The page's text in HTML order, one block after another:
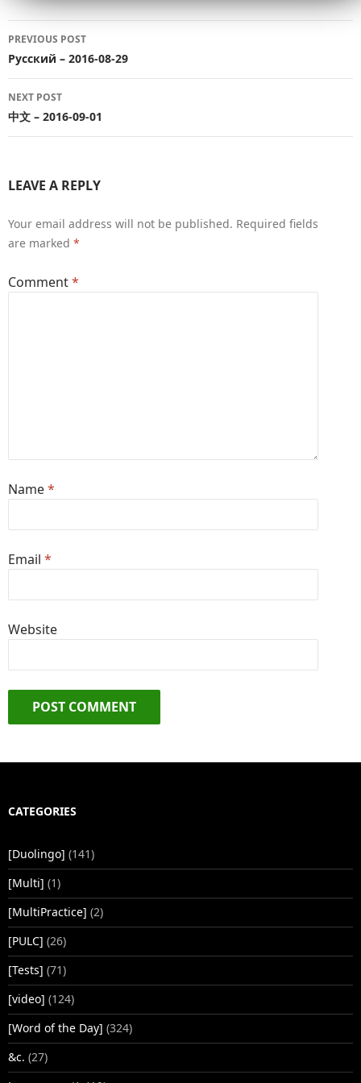
Post
navigation
PREVIOUS POST
Русский – 2016-08-29
NEXT POST
中文 – 2016-09-01
LEAVE A REPLY
Your email address will not be published. Required fields
are marked *
Comment*
Name*
Email *
Website
CATEGORIES
[Duolingo] (141)
[Multi] (1)
[MultiPractice] (2)
[PULC] (26)
[Tests] (71)
[video] (124)
[Word of the Day] (324)
&c. (27)